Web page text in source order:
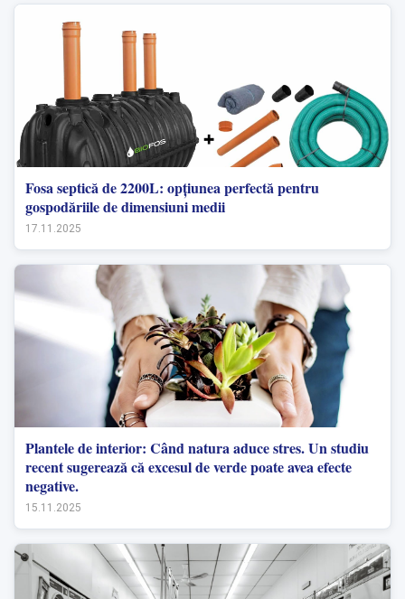
Fosa septică de 2200L: opțiunea perfectă pentru
gospodăriile de dimensiuni medii
17.11.2025
Plantele de interior: Când natura aduce stres. Un studiu
recent sugerează că excesul de verde poate avea efecte
negative.
15.11.2025